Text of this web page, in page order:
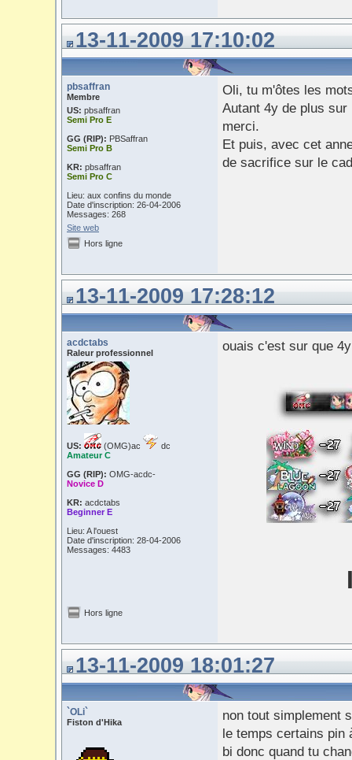
13-11-2009 17:10:02
pbsaffran
Membre
US: pbsaffran
Semi Pro E
GG (RIP): PBSaffran
Semi Pro B
KR: pbsaffran
Semi Pro C
Lieu: aux confins du monde
Date d'inscription: 26-04-2006
Messages: 268
Site web
Oli, tu m'ôtes les
Autant 4y de plus
merci.
Et puis, avec cet
de sacrifice sur le
Hors ligne
13-11-2009 17:28:12
acdctabs
Raleur professionnel
US: (OMG)ac
dc
Amateur C
GG (RIP): OMG-acdc-
Novice D
KR: acdctabs
Beginner E
Lieu: A l'ouest
Date d'inscription: 28-04-2006
Messages: 4483
ouais c'est sur que
Hors ligne
13-11-2009 18:01:27
`OLi`
Fiston d'Hika
non tout simplement
le temps certains pin
bi donc quand tu